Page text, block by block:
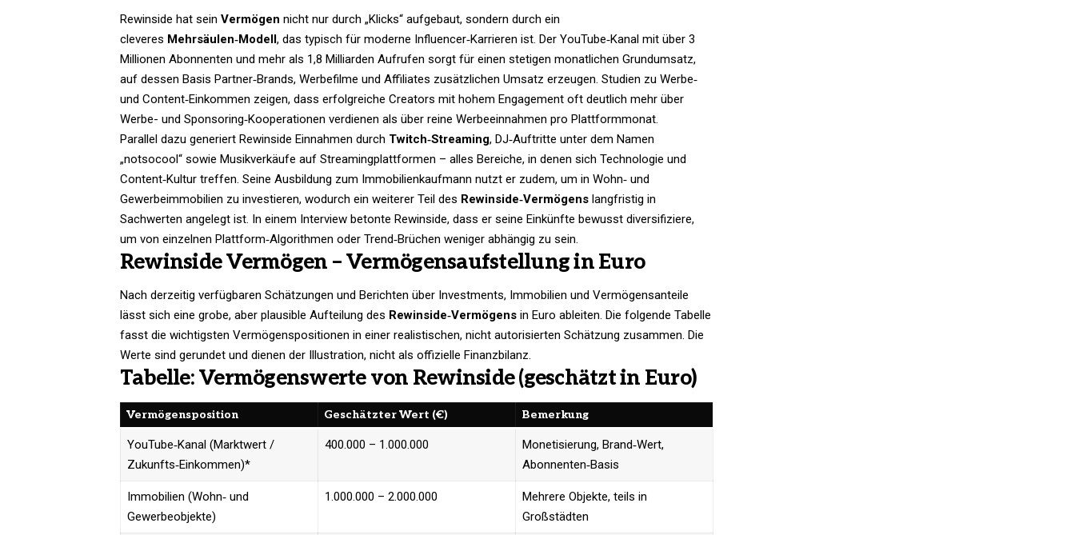
Rewinside hat sein Vermögen nicht nur durch „Klicks“ aufgebaut, sondern durch ein
cleveres Mehrsäulen‑Modell, das typisch für moderne Influencer‑Karrieren ist. Der YouTube‑Kanal mit über 3
Millionen Abonnenten und mehr als 1,8 Milliarden Aufrufen sorgt für einen stetigen monatlichen Grundumsatz,
auf dessen Basis Partner‑Brands, Werbefilme und Affiliates zusätzlichen Umsatz erzeugen. Studien zu Werbe‑
und Content‑Einkommen zeigen, dass erfolgreiche Creators mit hohem Engagement oft deutlich mehr über
Werbe- und Sponsoring‑Kooperationen verdienen als über reine Werbeeinnahmen pro Plattformmonat.
Parallel dazu generiert Rewinside Einnahmen durch Twitch‑Streaming, DJ‑Auftritte unter dem Namen
„notsocool“ sowie Musikverkäufe auf Streamingplattformen – alles Bereiche, in denen sich Technologie und
Content‑Kultur treffen. Seine Ausbildung zum Immobilienkaufmann nutzt er zudem, um in Wohn‑ und
Gewerbeimmobilien zu investieren, wodurch ein weiterer Teil des Rewinside‑Vermögens langfristig in
Sachwerten angelegt ist. In einem Interview betonte Rewinside, dass er seine Einkünfte bewusst diversifiziere,
um von einzelnen Plattform‑Algorithmen oder Trend‑Brüchen weniger abhängig zu sein.
Rewinside Vermögen – Vermögensaufstellung in Euro
Nach derzeitig verfügbaren Schätzungen und Berichten über Investments, Immobilien und Vermögensanteile
lässt sich eine grobe, aber plausible Aufteilung des Rewinside‑Vermögens in Euro ableiten. Die folgende Tabelle
fasst die wichtigsten Vermögenspositionen in einer realistischen, nicht autorisierten Schätzung zusammen. Die
Werte sind gerundet und dienen der Illustration, nicht als offizielle Finanzbilanz.
Tabelle: Vermögenswerte von Rewinside (geschätzt in Euro)
Vermögensposition Geschätzter Wert (€) Bemerkung
YouTube‑Kanal (Marktwert /
Zukunfts‑Einkommen)*
400.000 – 1.000.000
Monetisierung, Brand‑Wert,
Abonnenten‑Basis
Immobilien (Wohn‑ und
Gewerbeobjekte)
1.000.000 – 2.000.000
Mehrere Objekte, teils in
Großstädten